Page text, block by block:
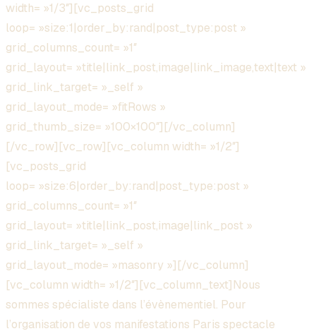
width= »1/3″][vc_posts_grid
loop= »size:1|order_by:rand|post_type:post »
grid_columns_count= »1″
grid_layout= »title|link_post,image|link_image,text|text »
grid_link_target= »_self »
grid_layout_mode= »fitRows »
grid_thumb_size= »100×100″][/vc_column]
[/vc_row][vc_row][vc_column width= »1/2″]
[vc_posts_grid
loop= »size:6|order_by:rand|post_type:post »
grid_columns_count= »1″
grid_layout= »title|link_post,image|link_post »
grid_link_target= »_self »
grid_layout_mode= »masonry »][/vc_column]
[vc_column width= »1/2″][vc_column_text]Nous
sommes spécialiste dans l’évènementiel. Pour
l’organisation de vos manifestations Paris spectacle